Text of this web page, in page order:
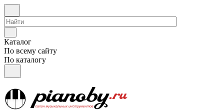
Каталог
По всему сайту
По каталогу